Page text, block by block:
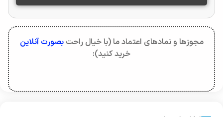
مجوزها و نمادهای اعتماد ما (با خیال راحتبصورت آنلاین
خرید کنید):